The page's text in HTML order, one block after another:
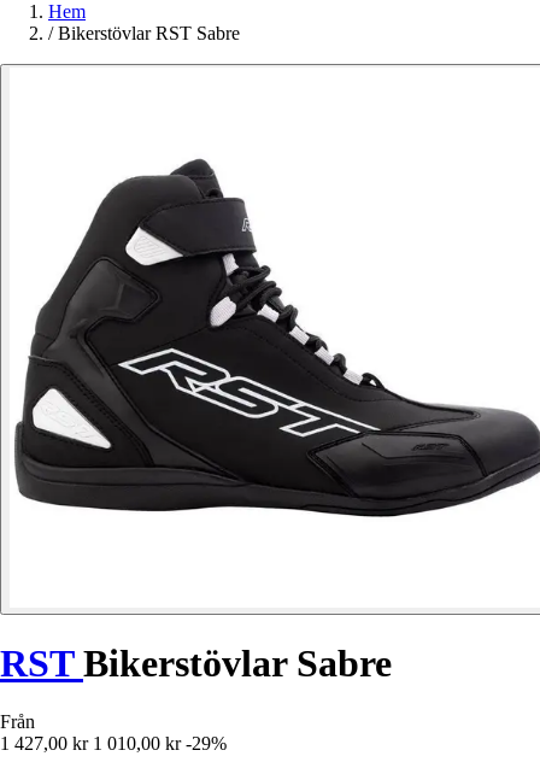
Hem
/ Bikerstövlar RST Sabre
RSTBikerstövlar Sabre
Från
1 427,00 kr 1 010,00 kr -29%